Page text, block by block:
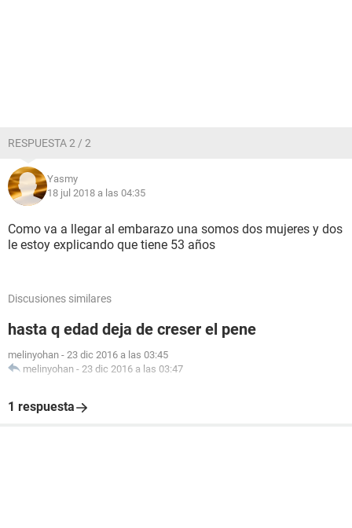
RESPUESTA 2 / 2
Yasmy
18 jul 2018 a las 04:35
Como va a llegar al embarazo una somos dos mujeres y dos
le estoy explicando que tiene 53 años
Discusiones similares
hasta q edad deja de creser el pene
melinyohan - 23 dic 2016 a las 03:45
melinyohan - 23 dic 2016 a las 03:47
1 respuesta